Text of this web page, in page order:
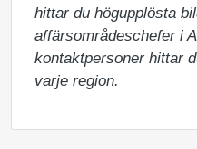
hittar du högupplösta
affärsområdeschefer i
kontaktpersoner hittar
varje region.